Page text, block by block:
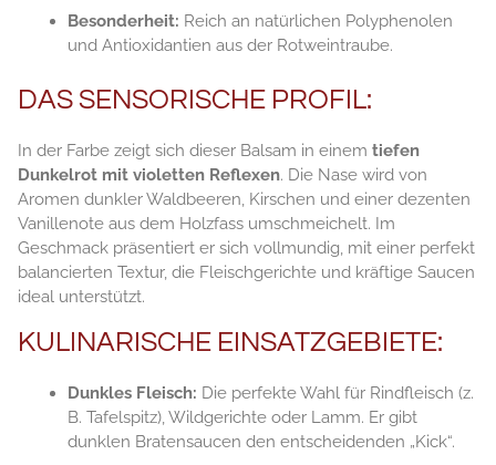
Besonderheit: Reich an natürlichen Polyphenolen
und Antioxidantien aus der Rotweintraube.
DAS SENSORISCHE PROFIL:
In der Farbe zeigt sich dieser Balsam in einem tiefen
Dunkelrot mit violetten Reflexen. Die Nase wird von
Aromen dunkler Waldbeeren, Kirschen und einer dezenten
Vanillenote aus dem Holzfass umschmeichelt. Im
Geschmack präsentiert er sich vollmundig, mit einer perfekt
balancierten Textur, die Fleischgerichte und kräftige Saucen
ideal unterstützt.
KULINARISCHE EINSATZGEBIETE:
Dunkles Fleisch: Die perfekte Wahl für Rindfleisch (z.
B. Tafelspitz), Wildgerichte oder Lamm. Er gibt
dunklen Bratensaucen den entscheidenden „Kick“.